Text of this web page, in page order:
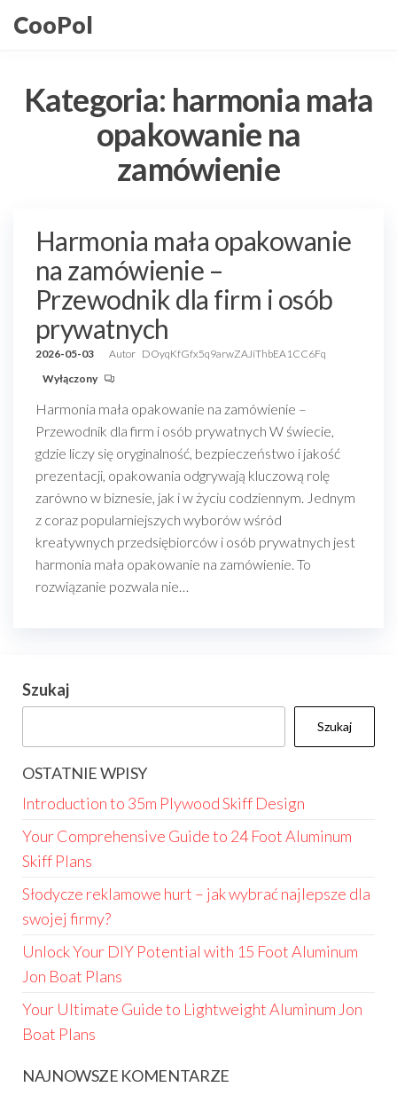
doCooPol
Kategoria: harmonia mała
opakowanie na
zamówienie
Harmonia mała opakowanie
na zamówienie –
Przewodnik dla firm i osób
prywatnych
2026-05-03 Autor DOyqKfGfx5q9arwZAJiThbEA1CC6Fq
Wyłączony
Harmonia mała opakowanie na zamówienie –
Przewodnik dla firm i osób prywatnych W świecie,
gdzie liczy się oryginalność, bezpieczeństwo i jakość
prezentacji, opakowania odgrywają kluczową rolę
zarówno w biznesie, jak i w życiu codziennym. Jednym
z coraz popularniejszych wyborów wśród
kreatywnych przedsiębiorców i osób prywatnych jest
harmonia mała opakowanie na zamówienie. To
rozwiązanie pozwala nie…
Szukaj
Szukaj
OSTATNIE WPISY
Introduction to 35m Plywood Skiff Design
Your Comprehensive Guide to 24 Foot Aluminum
Skiff Plans
Słodycze reklamowe hurt – jak wybrać najlepsze dla
swojej firmy?
Unlock Your DIY Potential with 15 Foot Aluminum
Jon Boat Plans
Your Ultimate Guide to Lightweight Aluminum Jon
Boat Plans
NAJNOWSZE KOMENTARZE